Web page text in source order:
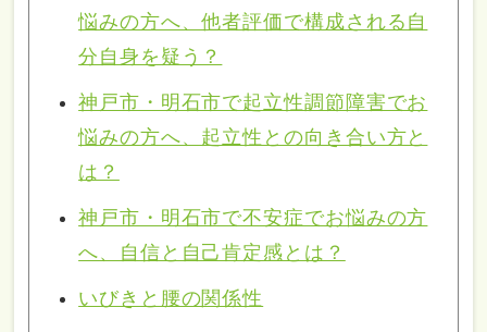
悩みの方へ、他者評価で構成される自
分自身を疑う？
神戸市・明石市で起立性調節障害でお
悩みの方へ、起立性との向き合い方と
は？
神戸市・明石市で不安症でお悩みの方
へ、自信と自己肯定感とは？
いびきと腰の関係性